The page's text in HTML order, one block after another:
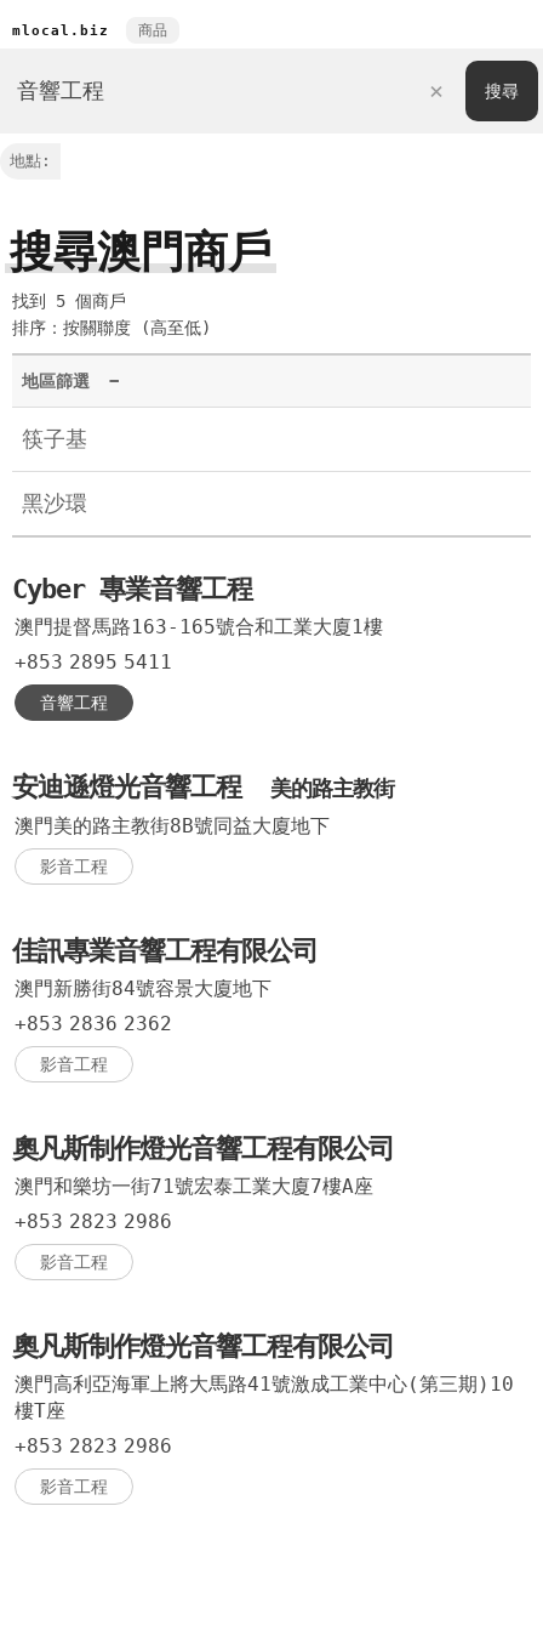
mlocal.biz 商品
地點:
搜尋澳門商戶
找到 5 個商戶
排序：按關聯度 (高至低)
地區篩選 −
筷子基
黑沙環
Cyber 專業音響工程
澳門提督馬路163-165號合和工業大廈1樓
+853 2895 5411
音響工程
安迪遜燈光音響工程 美的路主教街
澳門美的路主教街8B號同益大廈地下
影音工程
佳訊專業音響工程有限公司
澳門新勝街84號容景大廈地下
+853 2836 2362
影音工程
奧凡斯制作燈光音響工程有限公司
澳門和樂坊一街71號宏泰工業大廈7樓A座
+853 2823 2986
影音工程
奧凡斯制作燈光音響工程有限公司
澳門高利亞海軍上將大馬路41號激成工業中心(第三期)10
樓T座
+853 2823 2986
影音工程